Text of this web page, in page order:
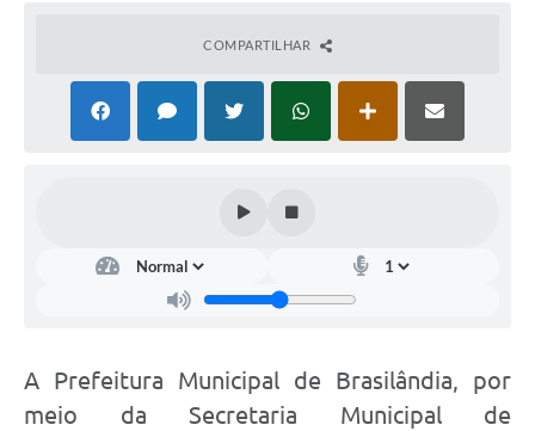
COMPARTILHAR
A Prefeitura Municipal de Brasilândia, por
meio da Secretaria Municipal de